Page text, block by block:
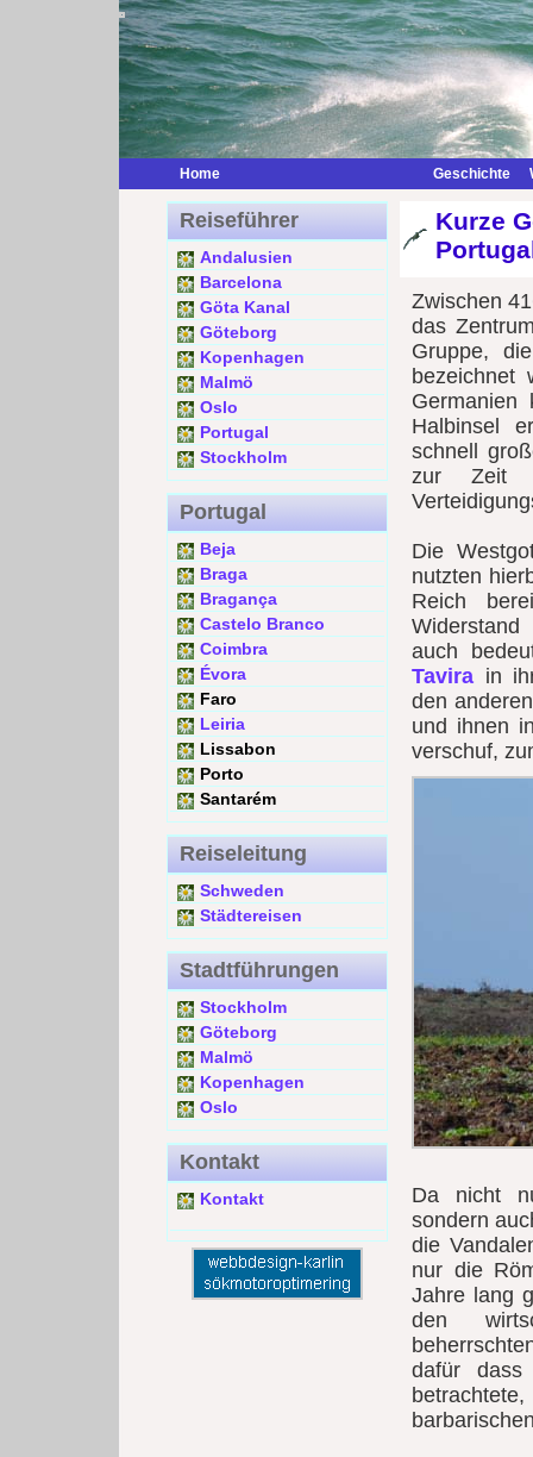
Home Geschichte
Reiseführer
Andalusien
Barcelona
Göta Kanal
Göteborg
Kopenhagen
Malmö
Oslo
Portugal
Stockholm
Portugal
Beja
Braga
Bragança
Castelo Branco
Coimbra
Évora
Faro
Leiria
Lissabon
Porto
Santarém
Reiseleitung
Schweden
Städtereisen
Stadtführungen
Stockholm
Göteborg
Malmö
Kopenhagen
Oslo
Kontakt
Kontakt
Kurze
Zwischen
das
Gruppe,
bezeichnet
Germanien
Halbinsel
schnell
zur Zeit
Die
nutzten
Reich
auch
Tavira in
den
und ihnen
verschuf,
Da nicht
sondern
die
nur die
Jahre lang
den
dafür